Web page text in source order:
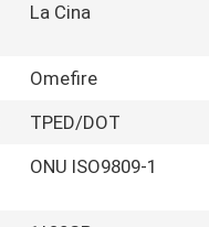
La Cina
Omefire
TPED/DOT
ONU ISO9809-1